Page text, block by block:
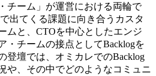
チーム」が運営における両輪で
出てくる課題に向き合うカスタ
ムと、CTOを中心としたエンジ
・チームの接点としてBacklogを
登壇では、オミカレでのBacklog
や、その中でどのようなコミュニ